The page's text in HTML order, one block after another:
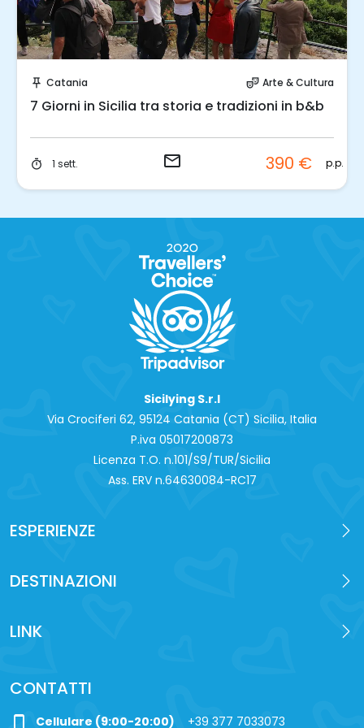
push_pin Catania theater_comedy Arte & Cultura
7 Giorni in Sicilia tra storia e tradizioni in b&b
timer 1 sett. email 390 € p.p.
Sicilying S.r.l
Via Crociferi 62, 95124 Catania (CT) Sicilia, Italia
P.iva 0‍5017200873
Licenza T.O. n.101/S9/TUR/Sicilia
Ass. ERV n.64630084-RC17
ESPERIENZE
DESTINAZIONI
LINK
CONTATTI
phone_iphone Cellulare (9:00-20:00) +39 377 7033073